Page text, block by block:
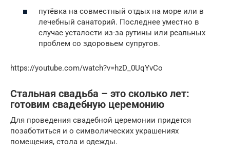
путёвка на совместный отдых на море или в
лечебный санаторий. Последнее уместно в
случае усталости из-за рутины или реальных
проблем со здоровьем супругов.
https://youtube.com/watch?v=hzD_0UqYvCo
Стальная свадьба – это сколько лет:
готовим свадебную церемонию
Для проведения свадебной церемонии придется
позаботиться и о символических украшениях
помещения, стола и одежды.